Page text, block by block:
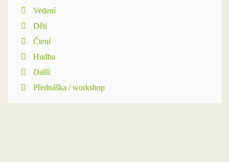
Vedení
Děti
Čtení
Hudba
Další
Přednáška / workshop